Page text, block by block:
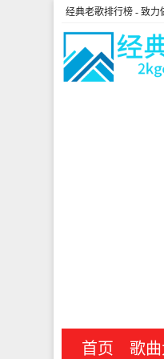
经典老歌排行榜 - 致力
首页 歌